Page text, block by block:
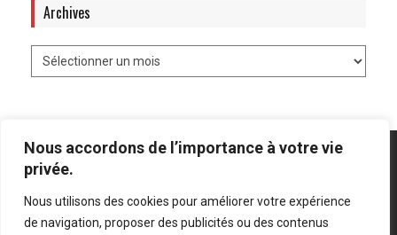
Nous accordons de l’importance à votre vie
privée.
Nous utilisons des cookies pour améliorer votre expérience
de navigation, proposer des publicités ou des contenus
Archives
Mentions légales Politique de confidentialité